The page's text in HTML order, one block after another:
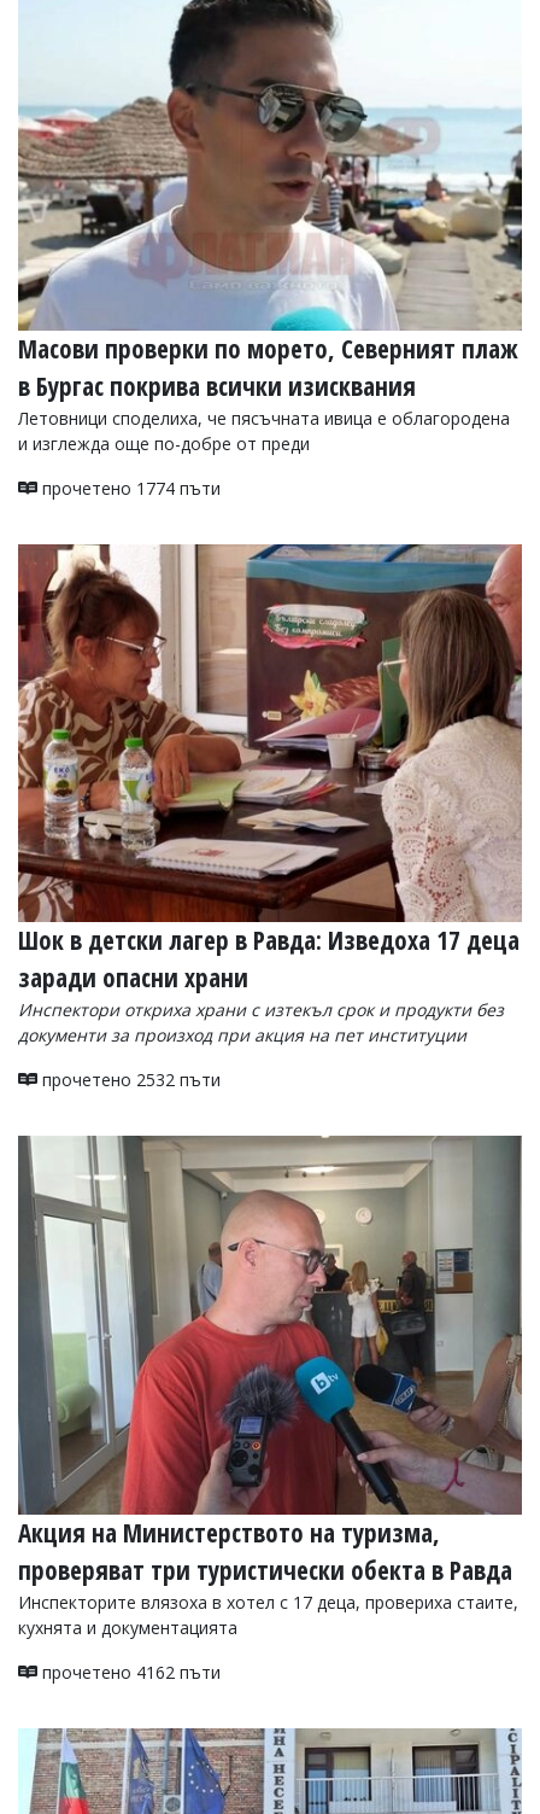
БИЗНЕС
ЮГ
Управители:
Веселин
Василев,
email:
v.vasilev@flagman.bg
Катя
Касабова,
k.kassabova@flagman.bg
Главен
редактор:
Колев,
email:
Коментарите
под
статиите
се
въвеждат
от
читателите
и
редакцията
не
носи
отговорност
за
тях!
Ако
откриете
обиден
за
коментар,
моля
сигнализирайте
ни!
Масови проверки по морето, Северният плаж
в Бургас покрива всички изисквания
Летовници споделиха, че пясъчната ивица е облагородена
и изглежда още по-добре от преди
прочетено 1774 пъти
Шок в детски лагер в Равда: Изведоха 17 деца
заради опасни храни
Инспектори откриха храни с изтекъл срок и продукти без
документи за произход при акция на пет институции
прочетено 2532 пъти
Акция на Министерството на туризма,
проверяват три туристически обекта в Равда
Инспекторите влязоха в хотел с 17 деца, провериха стаите,
кухнята и документацията
прочетено 4162 пъти